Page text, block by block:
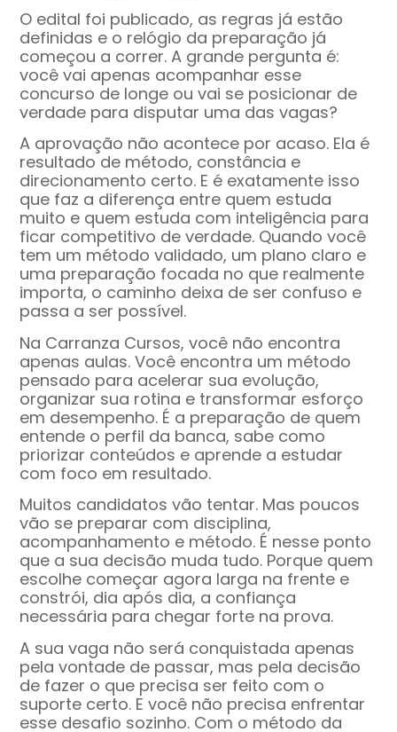
O edital foi publicado, as regras já estão
definidas e o relógio da preparação já
começou a correr. A grande pergunta é:
você vai apenas acompanhar esse
concurso de longe ou vai se posicionar de
verdade para disputar uma das vagas?
A aprovação não acontece por acaso. Ela é
resultado de método, constância e
direcionamento certo. E é exatamente isso
que faz a diferença entre quem estuda
muito e quem estuda com inteligência para
ficar competitivo de verdade. Quando você
tem um método validado, um plano claro e
uma preparação focada no que realmente
importa, o caminho deixa de ser confuso e
passa a ser possível.
Na Carranza Cursos, você não encontra
apenas aulas. Você encontra um método
pensado para acelerar sua evolução,
organizar sua rotina e transformar esforço
em desempenho. É a preparação de quem
entende o perfil da banca, sabe como
priorizar conteúdos e aprende a estudar
com foco em resultado.
Muitos candidatos vão tentar. Mas poucos
vão se preparar com disciplina,
acompanhamento e método. É nesse ponto
que a sua decisão muda tudo. Porque quem
escolhe começar agora larga na frente e
constrói, dia após dia, a confiança
necessária para chegar forte na prova.
A sua vaga não será conquistada apenas
pela vontade de passar, mas pela decisão
de fazer o que precisa ser feito com o
suporte certo. E você não precisa enfrentar
esse desafio sozinho. Com o método da